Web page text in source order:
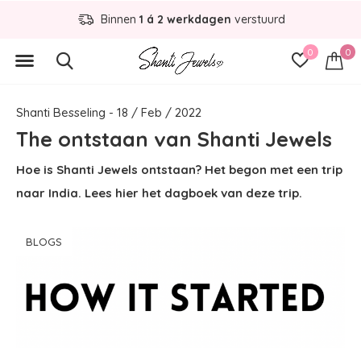
0 0
Binnen 1 á 2 werkdagen verstuurd
Shanti Besseling - 18 / Feb / 2022
The ontstaan van Shanti Jewels
Hoe is Shanti Jewels ontstaan? Het begon met een trip
naar India. Lees hier het dagboek van deze trip.
BLOGS